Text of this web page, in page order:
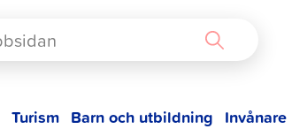
Turism Barn och utbildning Invånare